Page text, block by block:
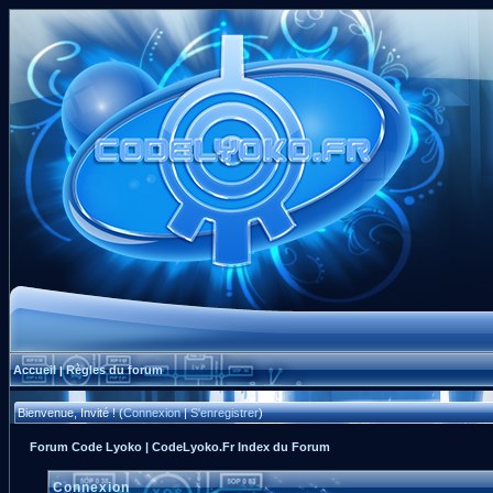
Accueil|Règles du forum
Bienvenue, Invité ! (Connexion|S'enregistrer)
Forum Code Lyoko | CodeLyoko.Fr Index du Forum
Connexion